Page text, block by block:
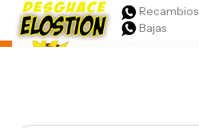
Recambios
Bajas